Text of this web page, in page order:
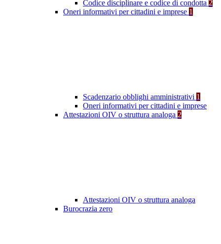
Codice disciplinare e codice di condotta 2
Oneri informativi per cittadini e imprese 1
Scadenzario obblighi amministrativi 1
Oneri informativi per cittadini e imprese
Attestazioni OIV o struttura analoga 2
Attestazioni OIV o struttura analoga
Burocrazia zero